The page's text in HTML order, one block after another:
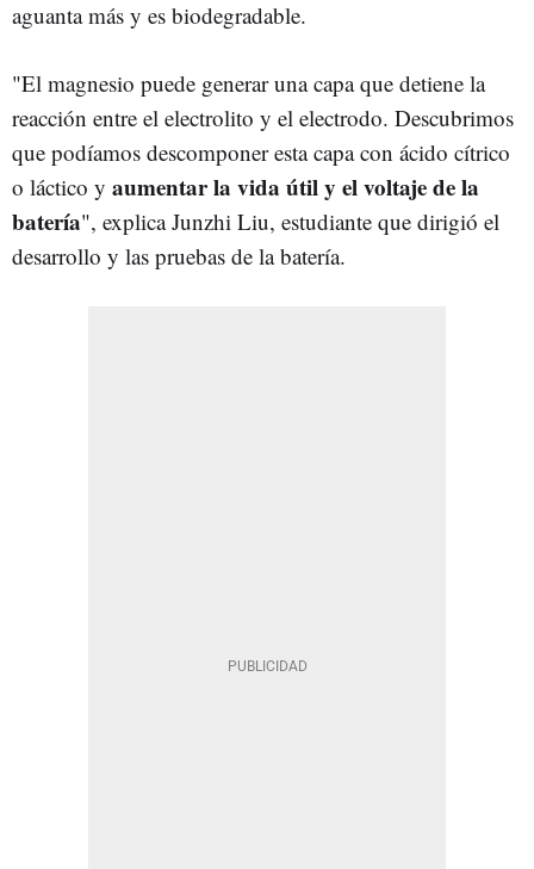
aguanta más y es biodegradable.
"El magnesio puede generar una capa que detiene la
reacción entre el electrolito y el electrodo. Descubrimos
que podíamos descomponer esta capa con ácido cítrico
o láctico y aumentar la vida útil y el voltaje de la
batería", explica Junzhi Liu, estudiante que dirigió el
desarrollo y las pruebas de la batería.